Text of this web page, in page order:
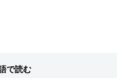
で読む